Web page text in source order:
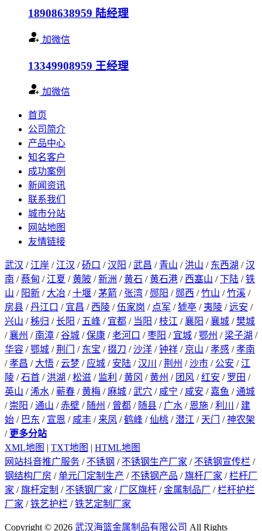
18908638959 陆经理
加微信
13349908959 王经理
加微信
首页
公司简介
产品中心
知名客户
成功案例
新闻资讯
联系我们
城市分站
网站地图
友情链接
武汉 / 江岸 / 江汉 /硚口 /汉阳 /武昌 / 青山 / 洪山 / 东西湖 /汉
南 /蔡甸 / 江夏 /黄陂 /新洲 /黄石 /黄石港 / 西塞山 /下陆 /铁
山 / 阳新 / 大冶 /十堰 /茅箭 / 张湾 / 郧阳 / 郧西 /竹山 /竹溪 /
房县 /丹江口 / 宜昌 / 西陵 /伍家岗 / 点军 /猇亭 / 夷陵 /远安 /
兴山 /秭归 /长阳 / 五峰 / 宜都 / 当阳 /枝江 /襄阳 /襄城 /樊城
/襄州 / 南漳 /谷城 /保康 /老河口 /枣阳 / 宜城 /鄂州 / 梁子湖 /
华容 /鄂城 /荆门 / 东宝 /掇刀 /沙洋 /钟祥 / 京山 /孝感 /孝南
/孝昌 / 大悟 /云梦 / 应城 / 安陆 /汉川 /荆州 /沙市 / 公安 / 江
陵 /石首 / 洪湖 /松滋 / 监利 /黄冈 /黄州 / 团风 /红安 / 罗田 /
英山 /浠水 /蕲春 /黄梅 / 麻城 /武穴 / 咸宁 / 咸安 / 嘉鱼 /通城
/ 崇阳 /通山 /赤壁 / 随州 / 曾都 / 随县 / 广水 / 恩施 /利川 / 建
始 / 巴东 / 宣恩 / 咸丰 / 来凤 /鹤峰 /仙桃 /潜江 / 天门 /神农架
/ 更多分站
XML地图 | TXT地图 | HTML地图
网站抖音推广服务 / 不锈钢 / 不锈钢生产厂家 / 不锈钢宣传栏 /
钢结构厂房 /单元门定制生产 / 不锈钢产品 /旗杆厂家 /栏杆厂
家 /旗杆定制 / 不锈钢厂家 / 厂区旗杆 /金属制品厂 /栏杆护栏
厂家 /铁艺护栏 /铁艺定制厂家
Copyright © 2026 武汉海篮金属制品有限公司 All Rights